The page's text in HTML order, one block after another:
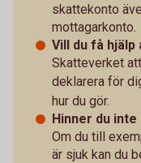
skattekonto
mottagarkonto.
Vill du få hjälp
Skatteverket
deklarera för
hur du gör.
Hinner du
Om du till
är sjuk kan du